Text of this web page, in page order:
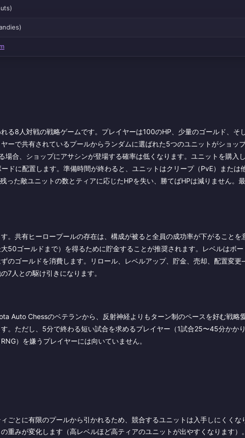
る8人対戦の戦略ゲームです。プレイヤーは100のHP、少量のゴールド、そ
ーで共有されているプールからランダムに選ばれた5つのユニットがショッ
合、ショップにアサシンが登場する確率は低くなります。ユニットを購入
ドに配置します。準備時間が終わると、ユニットはクリープ（PvE）または
った敵ユニットの数とティアに応じたHPを失い、勝てばHPは減りません。
。共有ヒーロープールの存在は、構成が被ると全員の成功率が下がることを
50ゴールドまで）を得るために貯金することが推奨されます。レベルはボー
のゴールドを消費します。リロール、レベルアップ、貯金、売却、配置変
7人との駆け引きになります。
Auto Chessのベテランから、反射神経よりもターン制のペースを好む戦略
。ただし、5分で終わる短い試合を求めるプレイヤー（1試合25〜45分かかり
）を嫌うプレイヤーには向いていません。
とに有限のプールから引かれるため、競合するユニットは入手しにくくな
みが変化します（高レベルほど高ティアのユニットが出やすくなります）。